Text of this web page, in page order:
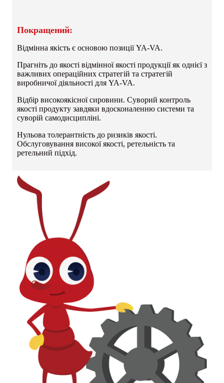
Покращений:
Відмінна якість є основою позиції YA-VA.
Прагніть до якості відмінної якості продукції як однієї з
важливих операційних стратегій та стратегій
виробничої діяльності для YA-VA.
Відбір високоякісної сировини. Суворий контроль
якості продукту завдяки вдосконаленню системи та
суворій самодисципліні.
Нульова толерантність до ризиків якості.
Обслуговування високої якості, ретельність та
ретельний підхід.